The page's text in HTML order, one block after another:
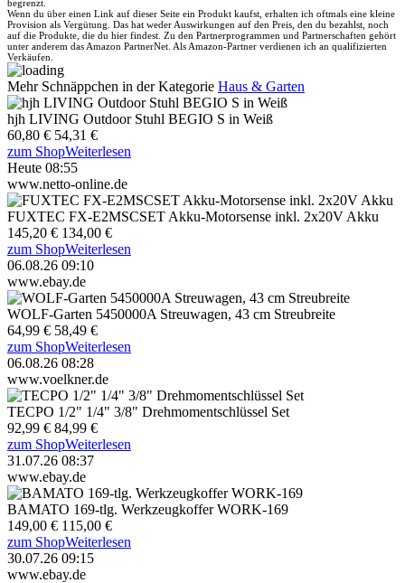
begrenzt.
Wenn du über einen Link auf dieser Seite ein Produkt kaufst, erhalten ich oftmals eine kleine
Provision als Vergütung. Das hat weder Auswirkungen auf den Preis, den du bezahlst, noch
auf die Produkte, die du hier findest. Zu den Partnerprogrammen und Partnerschaften gehört
unter anderem das Amazon PartnerNet. Als Amazon-Partner verdienen ich an qualifizierten
Verkäufen.
Mehr Schnäppchen in der Kategorie Haus & Garten
hjh LIVING Outdoor Stuhl BEGIO S in Weiß
60,80 € 54,31 €
zum ShopWeiterlesen
Heute 08:55
www.netto-online.de
FUXTEC FX-E2MSCSET Akku-Motorsense inkl. 2x20V Akku
145,20 € 134,00 €
zum ShopWeiterlesen
06.08.26 09:10
www.ebay.de
WOLF-Garten 5450000A Streuwagen, 43 cm Streubreite
64,99 € 58,49 €
zum ShopWeiterlesen
06.08.26 08:28
www.voelkner.de
TECPO 1/2" 1/4" 3/8" Drehmomentschlüssel Set
92,99 € 84,99 €
zum ShopWeiterlesen
31.07.26 08:37
www.ebay.de
BAMATO 169-tlg. Werkzeugkoffer WORK-169
149,00 € 115,00 €
zum ShopWeiterlesen
30.07.26 09:15
www.ebay.de